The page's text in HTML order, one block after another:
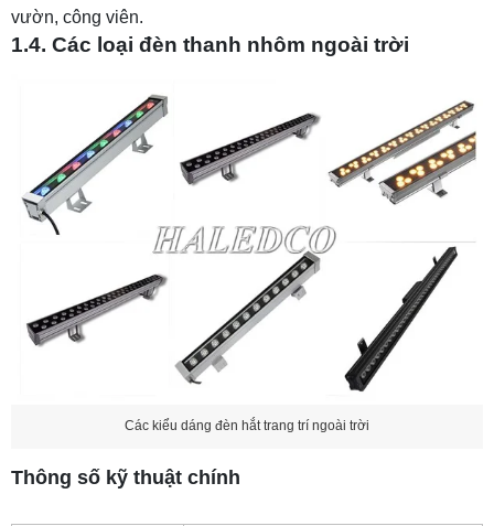
vườn, công viên.
1.4. Các loại đèn thanh nhôm ngoài trời
Các kiểu dáng đèn hắt trang trí ngoài trời
Thông số kỹ thuật chính